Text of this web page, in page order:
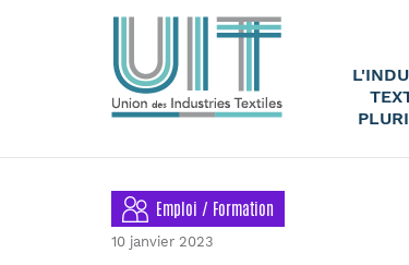
Emploi / Formation
10 janvier 2023